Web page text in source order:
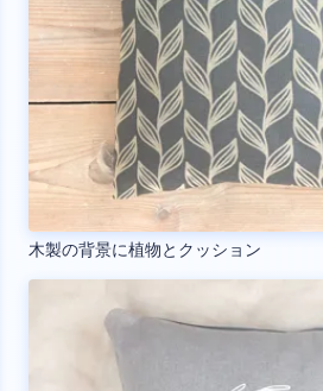
木製の背景に植物とクッション